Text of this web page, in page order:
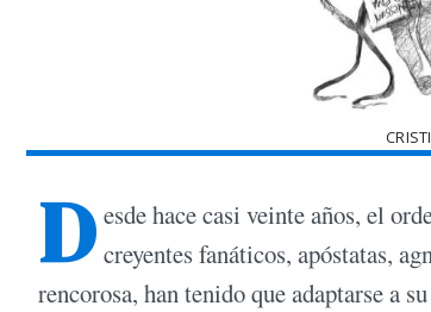
D esde hace casi veinte años, el
creyentes fanáticos, apóstatas,
rencorosa, han tenido que adaptarse a